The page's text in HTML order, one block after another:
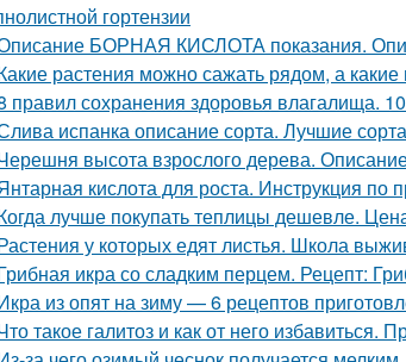
гортензии
БОРНАЯ КИСЛОТА показания.
растения можно сажать рядом, а
правил сохранения здоровья влагалища.
испанка описание сорта. Лучшие
высота взрослого дерева.
кислота для роста. Инструкция
лучше покупать теплицы дешевле.
у которых едят листья. Школа
икра со сладким перцем. Рецепт:
из опят на зиму — 6 рецептов
такое галитоз и как от него избавиться.